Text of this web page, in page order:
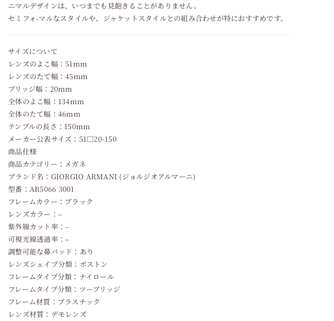
ニマルデザインは、いつまでも見飽きることがありません。
セミフォ-マルなスタイルや、ジャケットスタイルとの組み合わせが特におすすめです。
サイズについて
レンズのよこ幅：51mm
レンズのたて幅：45mm
ブリッジ幅：20mm
全体のよこ幅：134mm
全体のたて幅：46mm
テンプルの長さ：150mm
メーカー公表サイズ：51□20-150
商品仕様
商品カテゴリー：メガネ
ブランド名：GIORGIO ARMANI (ジョルジオアルマーニ)
型番：AR5066 3001
フレームカラー：ブラック
レンズカラー：–
紫外線カット率：–
可視光線透過率：–
調整可能な鼻パッド：あり
レンズシェイプ分類：ボストン
フレームタイプ分類：ナイロール
フレームタイプ分類：ツーブリッジ
フレーム材質：プラスチック
レンズ材質：デモレンズ